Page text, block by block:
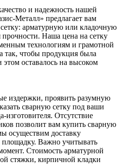
и надежность нашей
Металл» предлагает вам
арматурную или кладочную
прочности. Наша цена на сетку
технологиям и грамотной
так, чтобы продукция была
этом оставалось на высоком
издержки, проявить разумную
сварную сетку под ваши
изготовителя. Отсутствие
позволит вам купить сварную
осуществим доставку
площадку. Важно учитывать
Стоимость арматурной
стяжки, кирпичной кладки